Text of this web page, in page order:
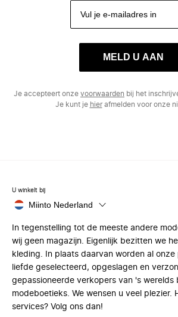
MELD U AAN
Je accepteert onze voorwaarden bij het
Je kunt je hierafmelden voor onze
U winkelt bij
Miinto Nederland
In tegenstelling tot de meeste andere
wij geen magazijn. Eigenlijk bezitten we
kleding. In plaats daarvan worden al
liefde geselecteerd, opgeslagen en
gepassioneerde verkopers van 's werelds
modeboetieks. We wensen u veel plezier.
services? Volg ons dan!